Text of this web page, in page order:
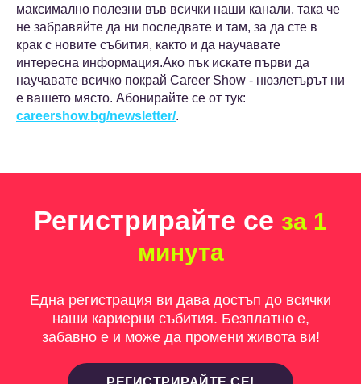
максимално полезни във всички наши канали, така че
не забравяйте да ни последвате и там, за да сте в
крак с новите събития, както и да научавате
интересна информация.Ако пък искате първи да
научавате всичко покрай Career Show - нюзлетърът ни
е вашето място. Абонирайте се от тук:
careershow.bg/newsletter/.
Регистрирайте се за 1
минута
Една регистрация ви дава достъп до всички
наши кариерни събития. Безплатно е,
забавно е и може да промени живота ви!